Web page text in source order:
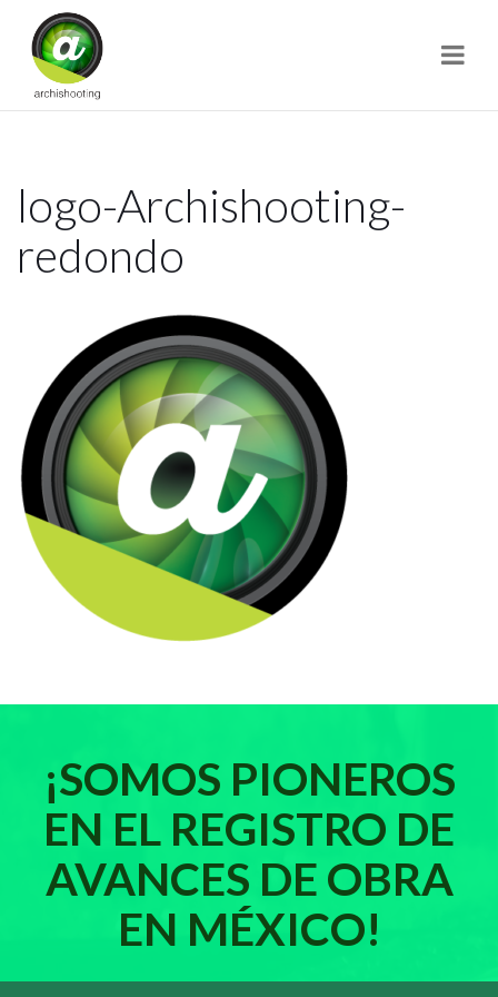
logo-Archishooting-
redondo
¡SOMOS PIONEROS
EN EL REGISTRO DE
AVANCES DE OBRA
EN MÉXICO!